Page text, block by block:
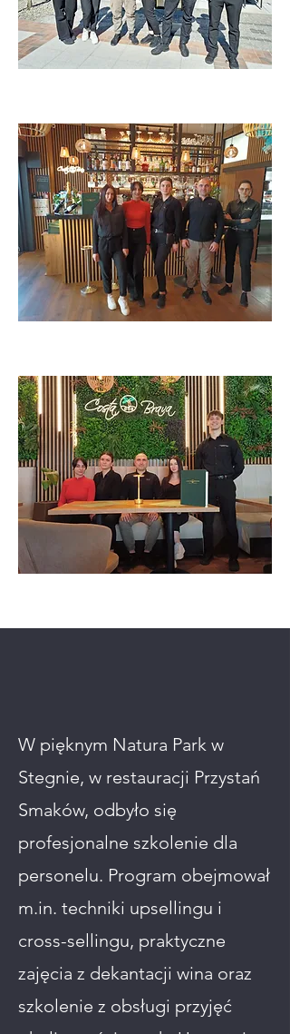
W pięknym Natura Park w
Stegnie, w restauracji Przystań
Smaków, odbyło się
profesjonalne szkolenie dla
personelu. Program obejmował
m.in. techniki upsellingu i
cross-sellingu, praktyczne
zajęcia z dekantacji wina oraz
szkolenie z obsługi przyjęć